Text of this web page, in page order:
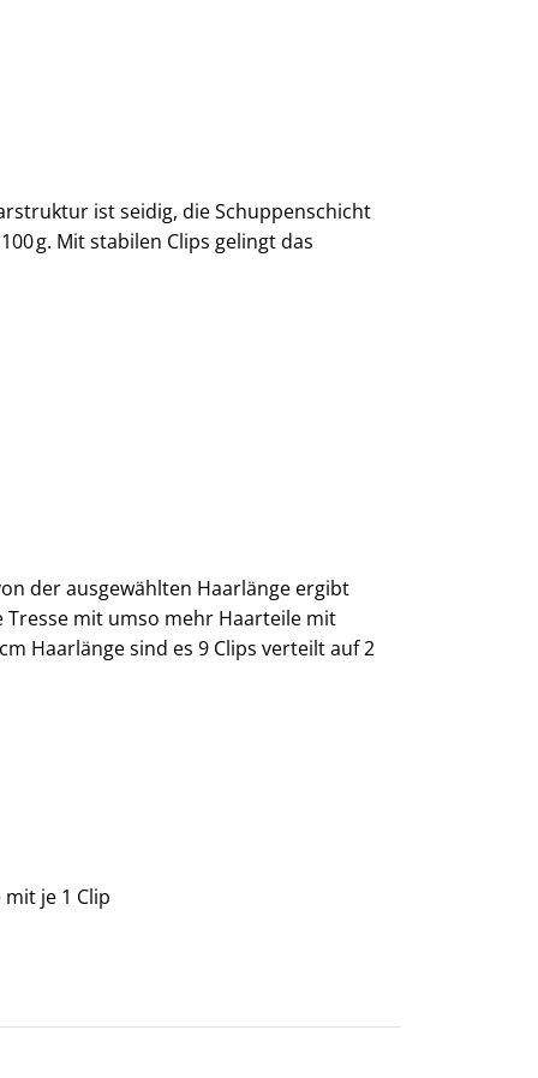
ist seidig, die Schuppenschicht
g. Mit stabilen Clips gelingt das
der ausgewählten Haarlänge ergibt
Tresse mit umso mehr Haarteile mit
Haarlänge sind es 9 Clips verteilt auf 2
je 1 Clip